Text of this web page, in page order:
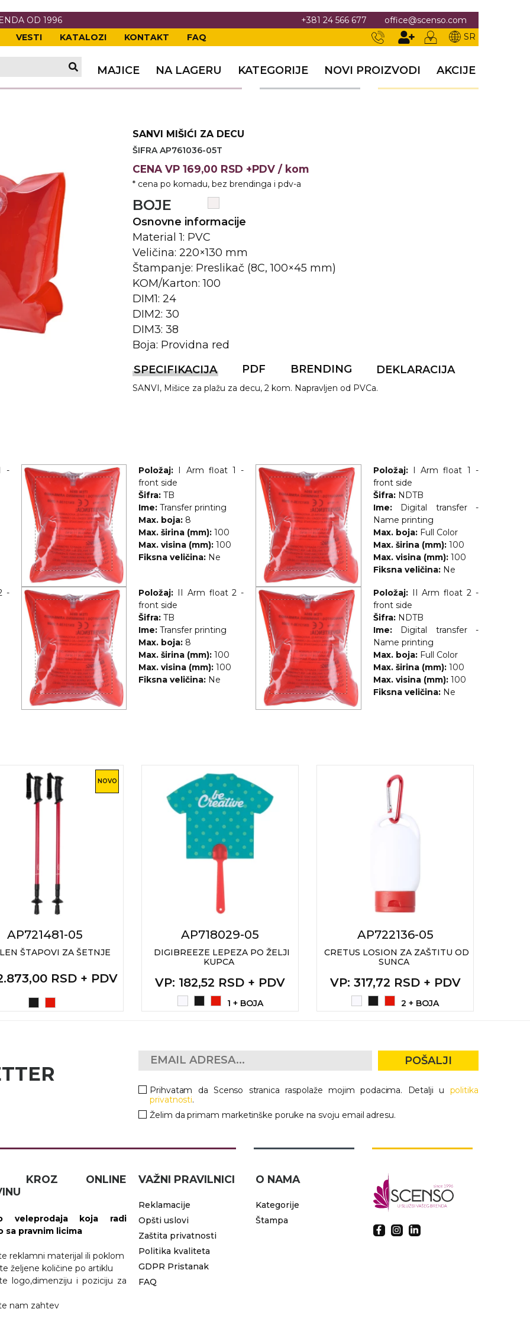
OD 1996 +381 24 566 677
office@scenso.com
VESTI KATALOZI KONTAKT FAQ SR
MAJICE NA LAGERU KATEGORIJE NOVI PROIZVODI AKCIJE
OPREMA
I PANOI
SANVI MIŠIĆI ZA DECU
ŠIFRA AP761036-05T
CENA VP 169,00 RSD +PDV / kom
* cena po komadu, bez brendinga i pdv-a
BOJE
Osnovne informacije
Material 1: PVC
Veličina: 220×130 mm
Štampanje: Preslikač (8C, 100×45 mm)
KOM/Karton: 100
DIM1: 24
DIM2: 30
DIM3: 38
Boja: Providna red
SPECIFIKACIJA
PDF BRENDING DEKLARACIJA
SANVI, Mišice za plažu za decu, 2 kom. Napravljen od PVCa.
-
Položaj: I Arm float 1 -
front side
Šifra: TB
Ime: Transfer printing
Max. boja: 8
Max. širina (mm): 100
Max. visina (mm): 100
Fiksna veličina: Ne
Položaj: I Arm float 1 -
front side
Šifra: NDTB
Ime:
Digital transfer -
Name printing
Max. boja: Full Color
Max. širina (mm): 100
Max. visina (mm): 100
Fiksna veličina: Ne
-
Položaj: II Arm float 2 -
front side
Šifra: TB
Ime: Transfer printing
Max. boja: 8
Max. širina (mm): 100
Max. visina (mm): 100
Fiksna veličina: Ne
Položaj: II Arm float 2 -
front side
Šifra: NDTB
Ime:
Digital transfer -
Name printing
Max. boja: Full Color
Max. širina (mm): 100
Max. visina (mm): 100
Fiksna veličina: Ne
NOVO
AP721481-05
ŠTAPOVI ZA ŠETNJE
RSD + PDV
AP718029-05
DIGIBREEZE LEPEZA PO ŽELJI
KUPCA
VP: 182,52 RSD + PDV
1 + BOJA
AP722136-05
CRETUS LOSION ZA ZAŠTITU OD
SUNCA
VP: 317,72 RSD + PDV
2 + BOJA
POŠALJI
Prihvatam da Scenso stranica raspolaže mojim podacima. Detalji u politika
privatnosti.
Želim da primam marketinške poruke na svoju email adresu.
KROZ ONLINE
veleprodaja koja radi
sa pravnim licima
reklamni materijal ili poklom
željene količine po artiklu
logo,dimenziju i poziciju za
nam zahtev
VAŽNI PRAVILNICI
Reklamacije
Opšti uslovi
Zaštita privatnosti
Politika kvaliteta
GDPR Pristanak
FAQ
O NAMA
Kategorije
Štampa